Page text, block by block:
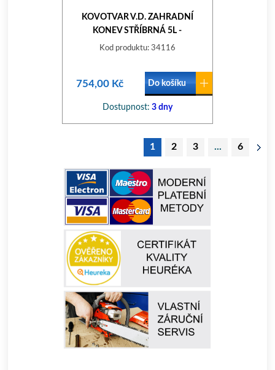
KOVOTVAR V.D. ZAHRADNÍ
KONEV STŘÍBRNÁ 5L -
POZINKOVANÁ
Kod produktu: 34116
754,00 Kč Do košíku
Dostupnost: 3 dny
1 2 3 ... 6